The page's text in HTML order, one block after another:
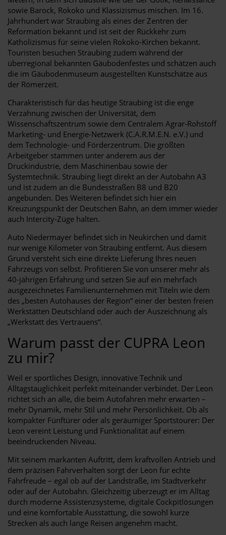
sowie Barock, Rokoko und Klassizismus mischen. Im 16.
Jahrhundert war Straubing als eines der Zentren der
Reformation bekannt und ist seit der Rückkehr zum
Katholizismus für seine vielen Rokoko-Kirchen bekannt.
Touristen besuchen Straubing zudem während der
überregional bekannten Gäubodenfestes und schätzen auch
die im Gäubodenmuseum ausgestellten Kunstschätze aus
der Römerzeit.
Charakteristisch für das heutige Straubing ist die enge
Verzahnung zwischen der Universität, dem
Wissenschaftszentrum sowie dem Centralem Agrar-Rohstoff
Marketing- und Energie-Netzwerk (C.A.R.M.E.N. e.V.) und
dem Technologie- und Förderzentrum. Die größten
Arbeitgeber stammen unter anderem aus der
Druckindustrie, dem Maschinenbau sowie der
Systemtechnik. Straubing liegt direkt an der Autobahn A3
und ist zudem an die Bundesstraßen B8 und B20
angebunden. Des Weiteren befindet sich hier ein
Kreuzungspunkt der Deutschen Bahn, an dem immer wieder
auch Intercity-Züge halten.
Auto Niedermayer befindet sich in Neukirchen und damit
nur wenige Kilometer von Straubing entfernt. Aus diesem
Grund versteht sich eine direkte Lieferung Ihres neuen
Fahrzeugs von selbst. Profitieren Sie von unserer mehr als
40-jährigen Erfahrung und setzen Sie auf ein mehrfach
ausgezeichnetes Familienunternehmen mit Titeln wie dem
des „besten Autohauses der Region“ einer der besten freien
Werkstätten Deutschland oder auch der Auszeichnung als
„Werkstatt des Vertrauens“.
Warum passt der CUPRA Leon
zu mir?
Weil er sportliches Design, innovative Technik und
Alltagstauglichkeit perfekt miteinander verbindet. Der Leon
richtet sich an alle, die beim Autofahren mehr erwarten –
mehr Dynamik, mehr Stil und mehr Persönlichkeit. Ob als
kompakter Fünftürer oder als geräumiger Sportstourer: Der
Leon vereint Leistung und Funktionalität auf einem
beeindruckenden Niveau.
Mit seinem markanten Auftritt, dem kraftvollen Antrieb und
dem präzisen Fahrverhalten sorgt der Leon für echte
Fahrfreude – egal ob auf der Landstraße, im Stadtverkehr
oder auf der Autobahn. Gleichzeitig überzeugt er im Alltag
durch moderne Assistenzsysteme, digitale Cockpitlösungen
und eine komfortable Ausstattung, die sowohl kurze
Strecken als auch lange Reisen angenehm macht.